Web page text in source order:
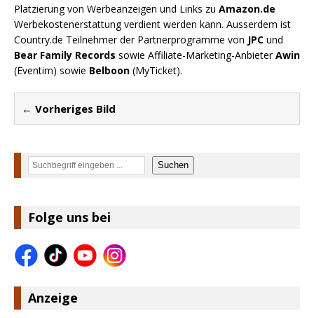
Platzierung von Werbeanzeigen und Links zu Amazon.de
Werbekostenerstattung verdient werden kann. Ausserdem ist
Country.de Teilnehmer der Partnerprogramme von JPC und
Bear Family Records sowie Affiliate-Marketing-AnbieterAwin
(Eventim) sowie Belboon (MyTicket).
← Vorheriges Bild
Suchen Suchen
Folge uns bei
Anzeige